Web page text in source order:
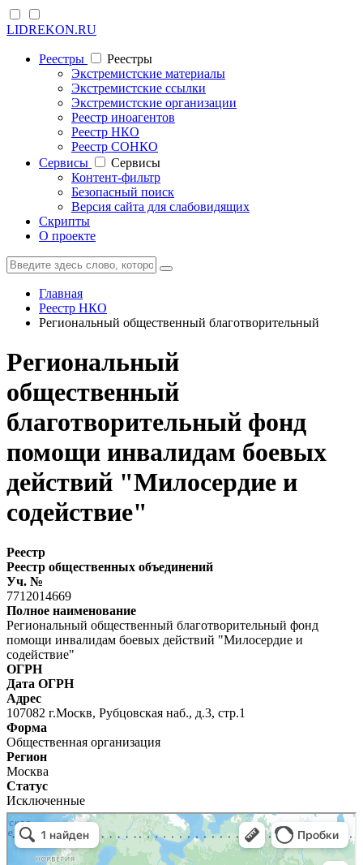
LIDREKON.RU
Реестры
Реестры
Экстремистские материалы
Экстремистские ссылки
Экстремистские организации
Реестр иноагентов
Реестр НКО
Реестр СОНКО
Cервисы
Cервисы
Контент-фильтр
Безопасный поиск
Версия сайта для слабовидящих
Скрипты
О проекте
Главная
Реестр НКО
Региональный общественный благотворительный
Региональный
общественный
благотворительный фонд
помощи инвалидам боевых
действий "Милосердие и
содействие"
Реестр
Реестр общественных объединений
Уч. №
7712014669
Полное наименование
Региональный общественный благотворительный фонд
помощи инвалидам боевых действий "Милосердие и
содействие"
ОГРН
Дата ОГРН
Адрес
107082 г.Москв, Рубцовская наб., д.3, стр.1
Форма
Общественная организация
Регион
Москва
Статус
Исключенные